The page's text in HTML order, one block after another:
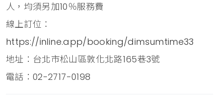
人，均須另加10％服務費
線上訂位：
https://inline.app/booking/dimsumtime33
地址：台北市松山區敦化北路165巷3號
電話：02-2717-0198